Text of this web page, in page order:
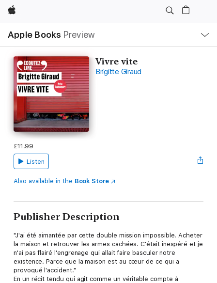
Apple
Apple Books Preview
Nav
Open
Menu
Vivre vite
Brigitte Giraud
£11.99
Listen
Also available in the Book Store
Publisher Description
"J'ai été aimantée par cette double mission impossible. Acheter
la maison et retrouver les armes cachées. C'était inespéré et je
n'ai pas flairé l'engrenage qui allait faire basculer notre
existence. Parce que la maison est au cœur de ce qui a
provoqué l'accident."
En un récit tendu qui agit comme un véritable compte à